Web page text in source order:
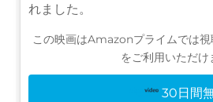
れました。
この映画はAmazonプライムでは
をご利用いただけ
30日間